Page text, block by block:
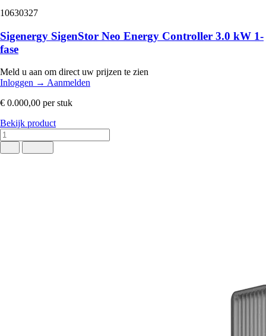
10630327
Sigenergy SigenStor Neo Energy Controller 3.0 kW 1-
fase
Meld u aan om direct uw prijzen te zien
Inloggen → Aanmelden
€ 0.000,00 per stuk
Bekijk product